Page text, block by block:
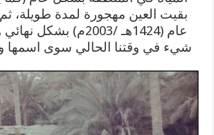
بقيت العين مهجورة لمدة طويلة،
عام (1424هـ /2003م)
شيء في وقتنا الحالي سوى اسمها